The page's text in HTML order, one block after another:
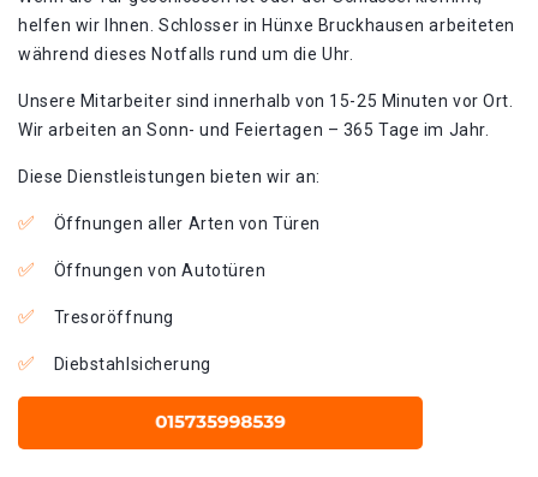
helfen wir Ihnen. Schlosser in Hünxe Bruckhausen arbeiteten
während dieses Notfalls rund um die Uhr.
Unsere Mitarbeiter sind innerhalb von 15-25 Minuten vor Ort.
Wir arbeiten an Sonn- und Feiertagen – 365 Tage im Jahr.
Diese Dienstleistungen bieten wir an:
Öffnungen aller Arten von Türen
Öffnungen von Autotüren
Tresoröffnung
Diebstahlsicherung